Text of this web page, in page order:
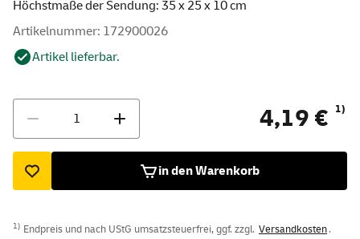
Höchstmaße der Sendung: 35 x 25 x 10 cm
Artikelnummer: 172900026
Artikel lieferbar.
4,19 € 1)
in den Warenkorb
1) Endpreis und nach UStG umsatzsteuerfrei, ggf. zzgl. Versandkosten.